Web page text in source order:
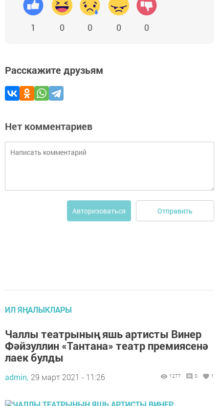
1 0 0 0 0
Расскажите друзьям
Нет комментариев
Авторизоваться Отправить
ИЛ ЯҢАЛЫКЛАРЫ
Чаллы театрының яшь артисты Винер
Фәйзуллин «Тантана» театр премиясенә
лаек булды
admin, 29 март 2021 - 11:26 1277 0 1